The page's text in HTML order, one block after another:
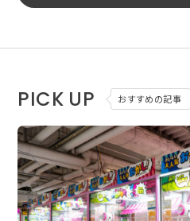
PICK UP おすすめの記事